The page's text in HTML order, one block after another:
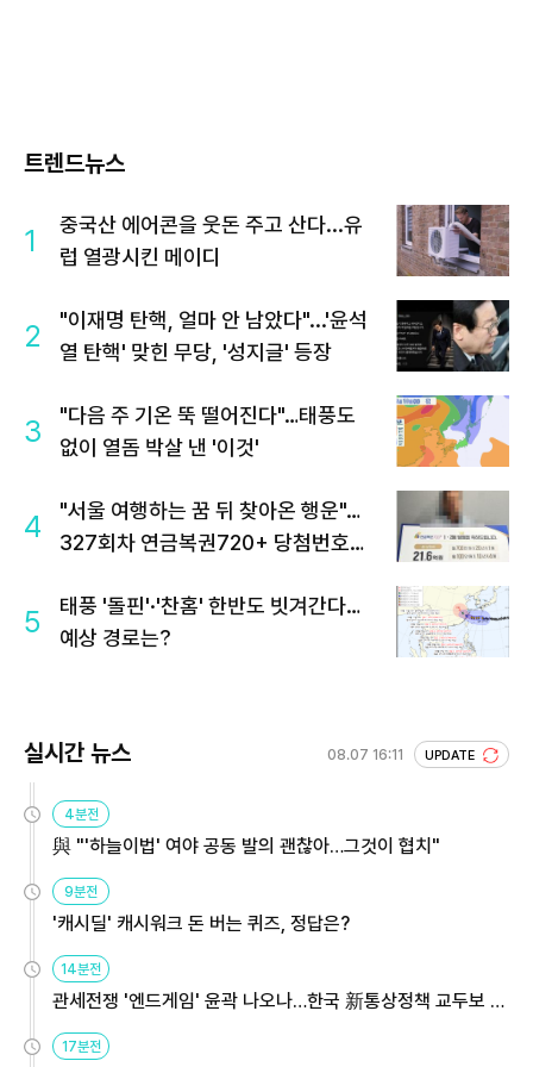
트렌드뉴스
1
중국산 에어콘을 웃돈 주고 산다...유
럽 열광시킨 메이디
2
"이재명 탄핵, 얼마 안 남았다"...'윤석
열 탄핵' 맞힌 무당, '성지글' 등장
3
"다음 주 기온 뚝 떨어진다"…태풍도
없이 열돔 박살 낸 '이것'
4
"서울 여행하는 꿈 뒤 찾아온 행운"…
327회차 연금복권720+ 당첨번호조
5
태풍 '돌핀'·'찬홈' 한반도 빗겨간다…
예상 경로는?
실시간 뉴스 08.07 16:11 UPDATE
4분전
與 "'하늘이법' 여야 공동 발의 괜찮아…그것이 협치"
9분전
'캐시딜' 캐시워크 돈 버는 퀴즈, 정답은?
14분전
관세전쟁 '엔드게임' 윤곽 나오나…한국 新통상정책 교두보 활
용해야
17분전